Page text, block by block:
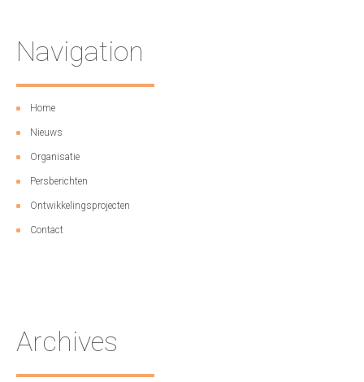
Navigation
Home
Nieuws
Organisatie
Persberichten
Ontwikkelingsprojecten
Contact
Archives